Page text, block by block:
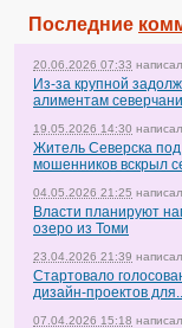
Последние
20.06.2026 07:33 написал
Из-за крупной
алиментам
19.05.2026 14:30 написал
Житель Северска
мошенников вскрыл
04.05.2026 21:25 написал
Власти планируют
озеро из Томи
23.04.2026 21:39 написал
Стартовало
дизайн-проектов
07.04.2026 15:18 написал